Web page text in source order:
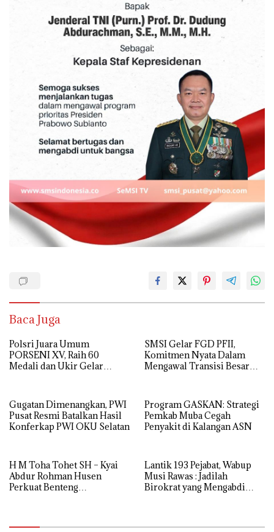
Baca Juga
Polsri Juara Umum
PORSENI XV, Raih 60
Medali dan Ukir Gelar
SMSI Gelar FGD PFII,
Komitmen Nyata Dalam
Mengawal Transisi Besar
Gugatan Dimenangkan, PWI
Pusat Resmi Batalkan Hasil
Konferkap PWI OKU Selatan
Program GASKAN: Strategi
Pemkab Muba Cegah
Penyakit di Kalangan ASN
H M Toha Tohet SH – Kyai
Abdur Rohman Husen
Perkuat Benteng
‎Lantik 193 Pejabat, Wabup
Musi Rawas : Jadilah
Birokrat yang Mengabdi